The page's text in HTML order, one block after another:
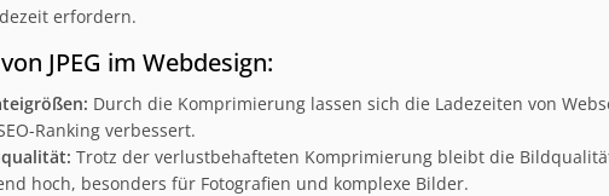
erfordern.
JPEG im Webdesign:
Durch die Komprimierung lassen sich die Ladezeiten von
Ranking verbessert.
Trotz der verlustbehafteten Komprimierung bleibt die
hoch, besonders für Fotografien und komplexe Bilder.